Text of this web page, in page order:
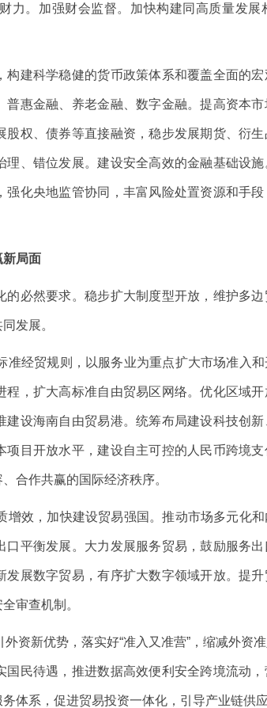
力。加强财会监督。加快构建同高质量发
科学稳健的货币政策体系和覆盖全面的宏
惠金融、养老金融、数字金融。提高资本
权、债券等直接融资，稳步发展期货、衍
、错位发展。建设安全高效的金融基础设
化央地监管协同，丰富风险处置资源和手
新局面
然要求。稳步扩大制度型开放，维护多边
发展。
经贸规则，以服务业为重点扩大市场准入和
，扩大高标准自由贸易区网络。优化区域
设海南自由贸易港。统筹布局建设科技创
目开放水平，建设自主可控的人民币跨境
合作共赢的国际经济秩序。
效，加快建设贸易强国。推动市场多元化和
平衡发展。大力发展服务贸易，鼓励服务
展数字贸易，有序扩大数字领域开放。提
审查机制。
新优势，落实好“准入又准营”，缩减外资
民待遇，推进数据高效便利安全跨境流动
体系，促进贸易投资一体化，引导产业链供